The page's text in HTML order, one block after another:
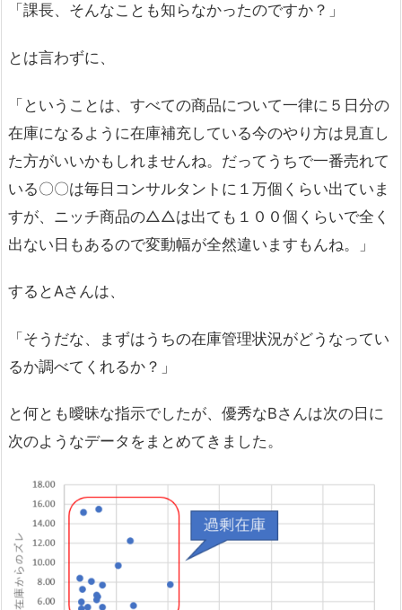
「課長、そんなことも知らなかったのですか？」
とは言わずに、
「ということは、すべての商品について一律に５日分の
在庫になるように在庫補充している今のやり方は見直し
た方がいいかもしれませんね。だってうちで一番売れて
いる〇〇は毎日コンサルタントに１万個くらい出ていま
すが、ニッチ商品の△△は出ても１００個くらいで全く
出ない日もあるので変動幅が全然違いますもんね。」
するとAさんは、
「そうだな、まずはうちの在庫管理状況がどうなってい
るか調べてくれるか？」
と何とも曖昧な指示でしたが、優秀なBさんは次の日に
次のようなデータをまとめてきました。